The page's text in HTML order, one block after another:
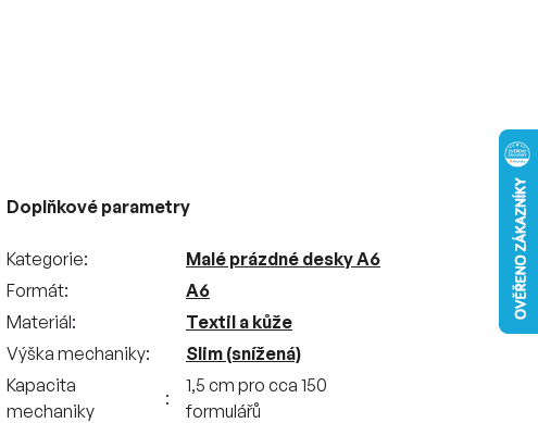
Doplňkové parametry
Kategorie
Malé prázdné desky A6
Formát
A6
Materiál
Textil a kůže
Výška mechaniky
Slim (snížená)
Kapacita
mechaniky
1,5 cm pro cca 150
formulářů